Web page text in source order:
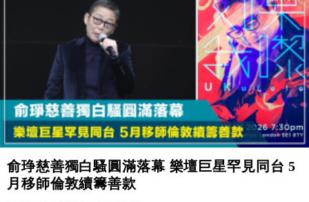
俞琤慈善獨白騷圓滿落幕 樂壇巨星罕見同台 5
月移師倫敦續籌善款